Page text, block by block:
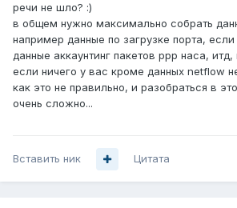
речи не шло? :)
в общем нужно максимально собрать
например данные по загрузке порта,
данные аккаунтинг пакетов ppp наса,
если ничего у вас кроме данных netflow
как это не правильно, и разобраться в
очень сложно...
Вставить ник Цитата